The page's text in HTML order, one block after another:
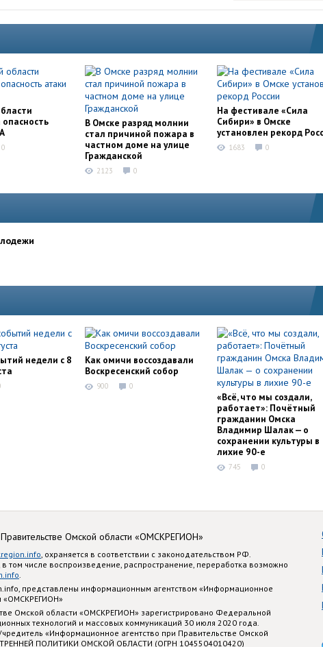
0
В Омске разряд молнии
стал причиной пожара в
частном доме на улице
Гражданской
2123 0
На фестивале «Сила
Сибири» в Омске
установлен рекорд
1683 0
недели с 8
Как омичи воссоздавали
Воскресенский собор
900 0
«Всё, что мы создали,
работает»: Почётный
гражданин Омска
Владимир Шалак — о
сохранении культуры в
лихие 90-е
745 0
Омской области «ОМСКРЕГИОН»
, охраняется в соответствии с законодательством РФ.
том числе воспроизведение, распространение, переработка возможно
представлены информационным агентством «Информационное
«ОМСКРЕГИОН»
Омской области «ОМСКРЕГИОН» зарегистрировано Федеральной
технологий и массовых коммуникаций 30 июля 2020 года.
«Информационное агентство при Правительстве Омской
ПОЛИТИКИ ОМСКОЙ ОБЛАСТИ (ОГРН 1045504010420)